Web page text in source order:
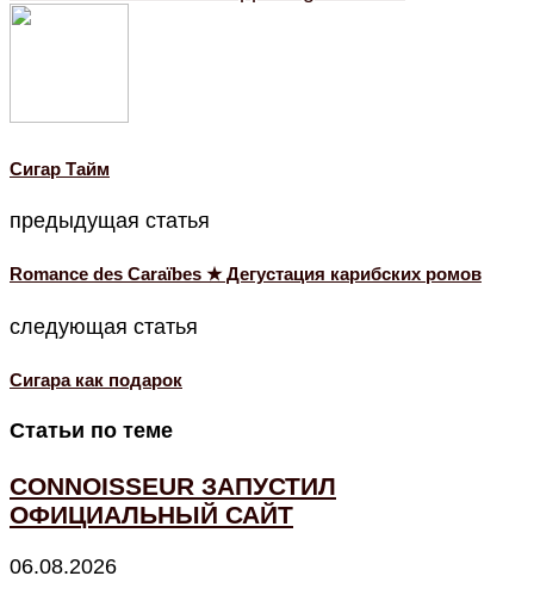
Cигар Тайм
предыдущая статья
Romance des Caraïbes ★ Дегустация карибских ромов
следующая статья
Сигара как подарок
Статьи по теме
CONNOISSEUR ЗАПУСТИЛ
ОФИЦИАЛЬНЫЙ САЙТ
06.08.2026